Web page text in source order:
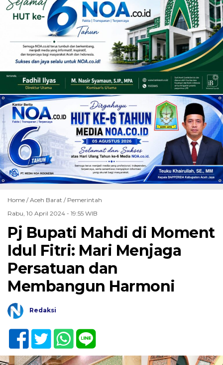
Home /Aceh Barat / Pemerintah
Rabu, 10 April 2024 - 19:55 WIB
Pj Bupati Mahdi di Moment
Idul Fitri: Mari Menjaga
Persatuan dan
Membangun Harmoni
Redaksi